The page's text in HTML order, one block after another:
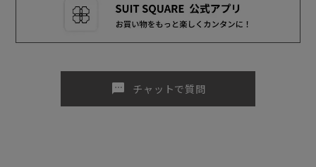
sms チャットで質問